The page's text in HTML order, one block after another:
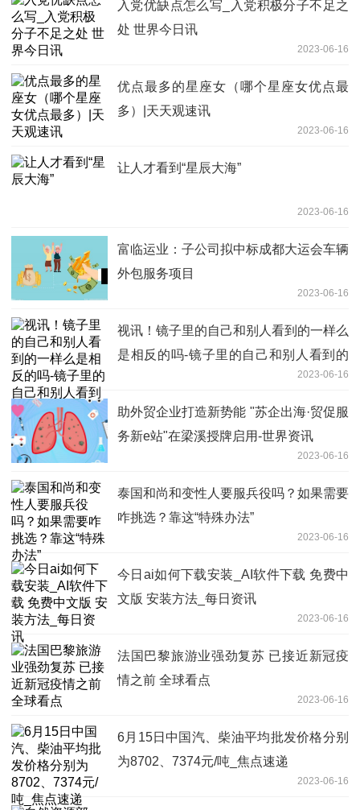
入党优缺点怎么写_入党积极分子不足之
处 世界今日讯
2023-06-16
优点最多的星座女（哪个星座女优点最
多）|天天观速讯
2023-06-16
让人才看到“星辰大海”
2023-06-16
富临运业：子公司拟中标成都大运会车辆
外包服务项目
2023-06-16
视讯！镜子里的自己和别人看到的一样么
是相反的吗-镜子里的自己和别人看到的
2023-06-16
助外贸企业打造新势能 "苏企出海·贸促服
务新e站"在梁溪授牌启用-世界资讯
2023-06-16
泰国和尚和变性人要服兵役吗？如果需要
咋挑选？靠这“特殊办法”
2023-06-16
今日ai如何下载安装_AI软件下载 免费中
文版 安装方法_每日资讯
2023-06-16
法国巴黎旅游业强劲复苏 已接近新冠疫
情之前 全球看点
2023-06-16
6月15日中国汽、柴油平均批发价格分别
为8702、7374元/吨_焦点速递
2023-06-16